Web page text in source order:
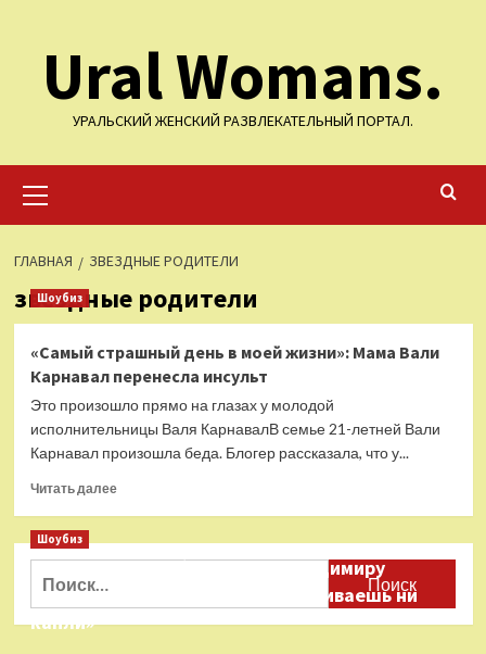
содержимому
Ural Womans.
УРАЛЬСКИЙ ЖЕНСКИЙ РАЗВЛЕКАТЕЛЬНЫЙ ПОРТАЛ.
меню
ГЛАВНАЯ ЗВЕЗДНЫЕ РОДИТЕЛИ
звездные родители
Шоубиз
«Самый страшный день в моей жизни»: Мама Вали
Карнавал перенесла инсульт
Это произошло прямо на глазах у молодой
исполнительницы Валя КарнавалВ семье 21-летней Вали
Карнавал произошла беда. Блогер рассказала, что у...
Читать далееПрочитать
«Самый
в
моей
Шоубиз
Даня Милохин обратился к Владимиру
Соловьеву: «Ты меня не расстраиваешь ни
капли»